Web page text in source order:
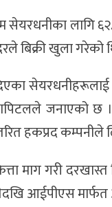
लागि
बिक्री खुला गरेको
जनाएको छ
हकप्रद कम्पनीले
माग गरी
आईपीएस